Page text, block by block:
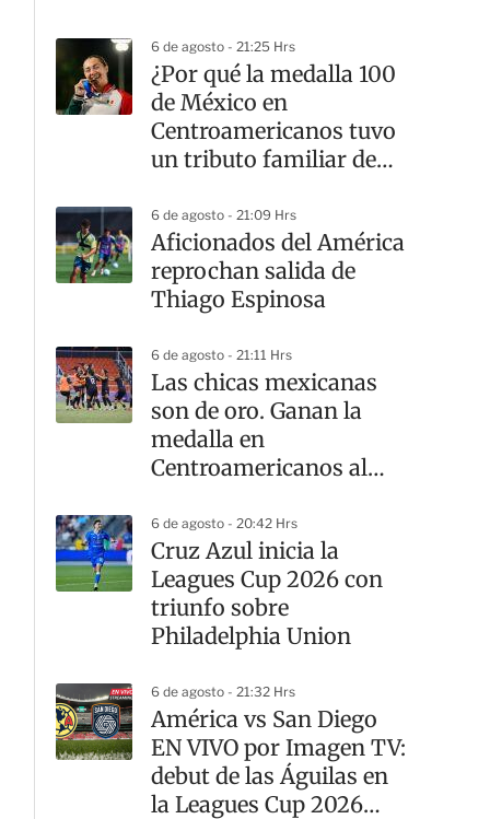
6 de agosto - 21:25 Hrs
¿Por qué la medalla 100
de México en
Centroamericanos tuvo
un tributo familiar de
6 de agosto - 21:09 Hrs
Aficionados del América
reprochan salida de
Thiago Espinosa
6 de agosto - 21:11 Hrs
Las chicas mexicanas
son de oro. Ganan la
medalla en
Centroamericanos al
penales
6 de agosto - 20:42 Hrs
Cruz Azul inicia la
Leagues Cup 2026 con
triunfo sobre
Philadelphia Union
6 de agosto - 21:32 Hrs
América vs San Diego
EN VIVO por Imagen TV:
debut de las Águilas en
la Leagues Cup 2026